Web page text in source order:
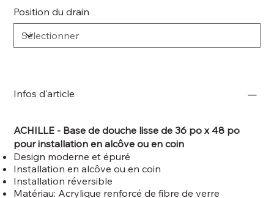
Position du drain
Infos d'article
ACHILLE - Base de douche lisse de 36 po x 48 po
pour installation en alcôve ou en coin
Design moderne et épuré
Installation en alcôve ou en coin
Installation réversible
Matériau: Acrylique renforcé de fibre de verre